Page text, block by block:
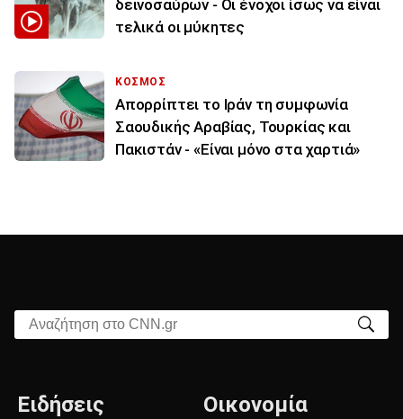
δεινοσαύρων - Οι ένοχοι ίσως να είναι
τελικά οι μύκητες
ΚΟΣΜΟΣ
Απορρίπτει το Ιράν τη συμφωνία
Σαουδικής Αραβίας, Τουρκίας και
Πακιστάν - «Είναι μόνο στα χαρτιά»
Αναζήτηση στο CNN.gr
Ειδήσεις Οικονομία